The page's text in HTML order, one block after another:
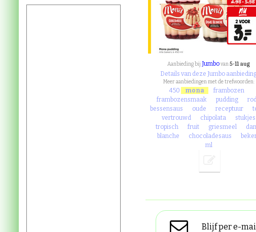
Aanbieding bij Jumbovan5-11 aug
Details van deze Jumbo
Meer aanbiedingen met de trefwoorden:
450 mona
frambozen
frambozensmaak
pudding
bessensaus
oude receptuur
vertrouwd
chipolata
stukjes
tropisch
fruit griesmeel
blanche
chocoladesaus
ml
Blijf per e-